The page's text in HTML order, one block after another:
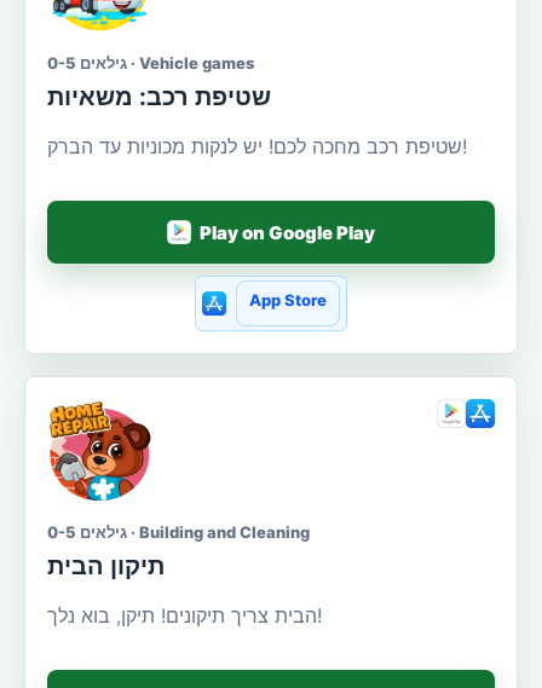
גילאים 0-5 · Vehicle games
שטיפת רכב: משאיות
שטיפת רכב מחכה לכם! יש לנקות מכוניות עד הברק!
Play on Google Play
App Store
גילאים 0-5 · Building and Cleaning
תיקון הבית
הבית צריך תיקונים! תיקן, בוא נלך!